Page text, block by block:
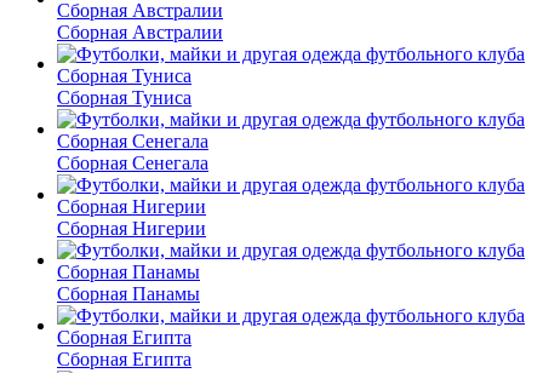
Сборная Австралии
Сборная Туниса
Сборная Сенегала
Сборная Нигерии
Сборная Панамы
Сборная Египта